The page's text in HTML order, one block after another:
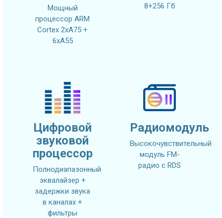
Мощный
процессор ARM
Cortex 2xA75 +
6xA55
8+256 Гб
Цифровой
звуковой
процессор
Полнодиапазонный
эквалайзер +
задержки звука
в каналах +
фильтры
Радиомодуль
Высокочувствительный
модуль FM-
радио с RDS